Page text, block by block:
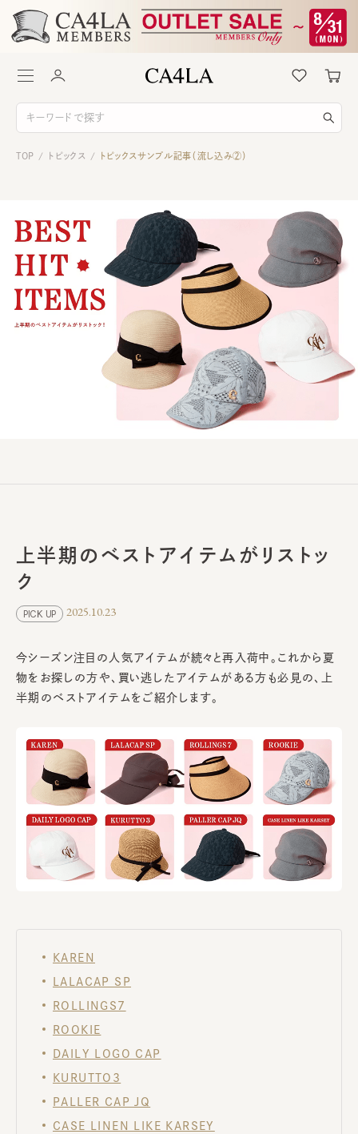
TOP / トピックス / トピックスサンプル記事（流し込み②）
上半期のベストアイテムがリストッ
ク
PICK UP 2025.10.23
今シーズン注目の人気アイテムが続々と再入荷中。これから夏
物をお探しの方や、買い逃したアイテムがある方も必見の、上
半期のベストアイテムをご紹介します。
KAREN
LALACAP SP
ROLLINGS7
ROOKIE
DAILY LOGO CAP
KURUTTO3
PALLER CAP JQ
CASE LINEN LIKE KARSEY